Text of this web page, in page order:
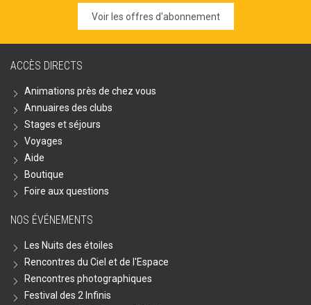
Voir les offres d'abonnement
ACCÈS DIRECTS
Animations près de chez vous
Annuaires des clubs
Stages et séjours
Voyages
Aide
Boutique
Foire aux questions
NOS ÉVÉNEMENTS
Les Nuits des étoiles
Rencontres du Ciel et de l'Espace
Rencontres photographiques
Festival des 2 Infinis